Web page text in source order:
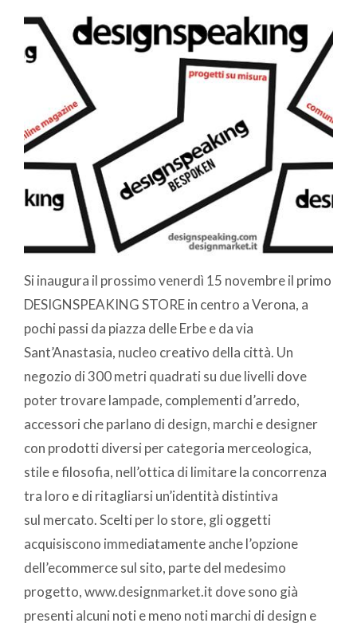
Si inaugura il prossimo venerdì 15 novembre il primo
DESIGNSPEAKING STORE in centro a Verona, a
pochi passi da piazza delle Erbe e da via
Sant’Anastasia, nucleo creativo della città. Un
negozio di 300 metri quadrati su due livelli dove
poter trovare lampade, complementi d’arredo,
accessori che parlano di design, marchi e designer
con prodotti diversi per categoria merceologica,
stile e filosofia, nell’ottica di limitare la concorrenza
tra loro e di ritagliarsi un’identità distintiva
sul mercato. Scelti per lo store, gli oggetti
acquisiscono immediatamente anche l’opzione
dell’ecommerce sul sito, parte del medesimo
progetto, www.designmarket.it dove sono già
presenti alcuni noti e meno noti marchi di design e